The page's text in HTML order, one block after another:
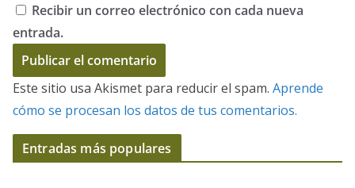
Recibir un correo electrónico con cada nueva
entrada.
Este sitio usa Akismet para reducir el spam. Aprende
cómo se procesan los datos de tus comentarios.
Entradas más populares